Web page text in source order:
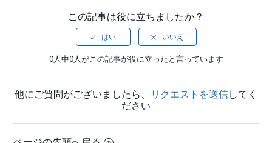
この記事は役に立ちましたか？
0人中0人がこの記事が役に立ったと言っています
他にご質問がございましたら、 リクエストを送信してく
ださい